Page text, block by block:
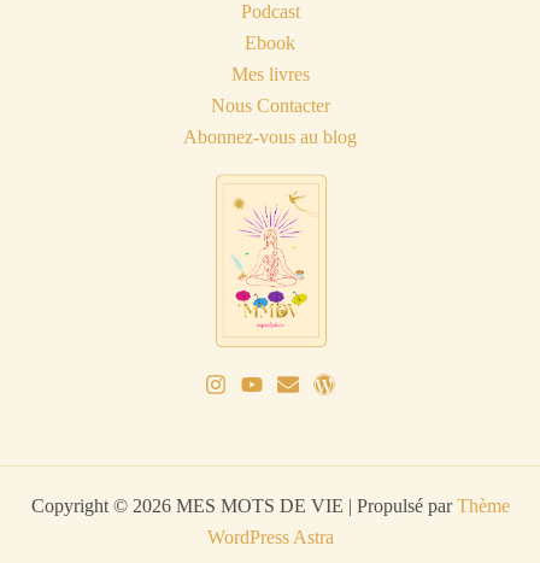
Podcast
Ebook
Mes livres
Nous Contacter
Abonnez-vous au blog
Copyright © 2026 MES MOTS DE VIE | Propulsé parThème
WordPress Astra